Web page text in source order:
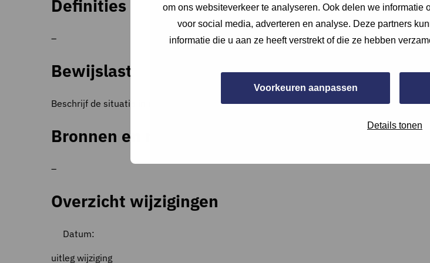
om ons websiteverkeer te analyseren. Ook delen we informatie
voor social media, adverteren en analyse. Deze partners
informatie die u aan ze heeft verstrekt of die ze hebben
Voorkeuren aanpassen
Details tonen
Definities
–
Bewijslast
Beschrijf de situatie in de notities van de vraag.
Bronnen en referenties
–
Overzicht wijzigingen
Datum:
uitleg wijziging